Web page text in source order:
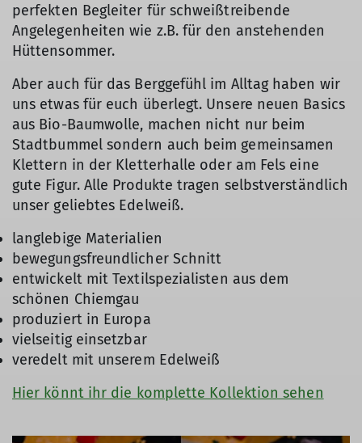
perfekten Begleiter für schweißtreibende
Angelegenheiten wie z.B. für den anstehenden
Hüttensommer.
Aber auch für das Berggefühl im Alltag haben wir
uns etwas für euch überlegt. Unsere neuen Basics
aus Bio-Baumwolle, machen nicht nur beim
Stadtbummel sondern auch beim gemeinsamen
Klettern in der Kletterhalle oder am Fels eine
gute Figur. Alle Produkte tragen selbstverständlich
unser geliebtes Edelweiß.
langlebige Materialien
bewegungsfreundlicher Schnitt
entwickelt mit Textilspezialisten aus dem
schönen Chiemgau
produziert in Europa
vielseitig einsetzbar
veredelt mit unserem Edelweiß
Hier könnt ihr die komplette Kollektion sehen